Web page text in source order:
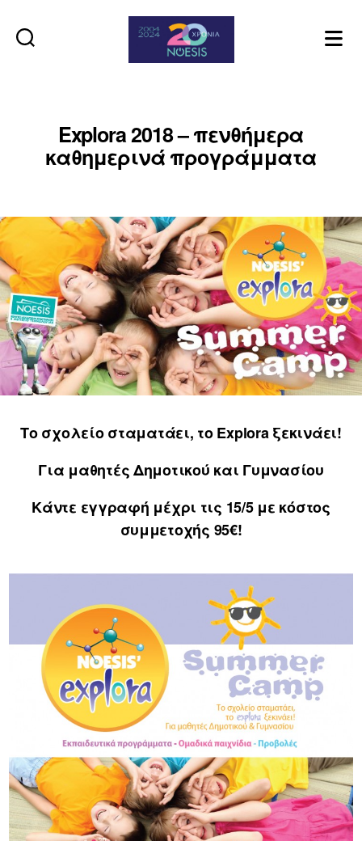
Explora 2018 – πενθήμερα
καθημερινά προγράμματα
Το σχολείο σταματάει, το Explora ξεκινάει!
Για μαθητές Δημοτικού και Γυμνασίου
Κάντε εγγραφή μέχρι τις 15/5 με κόστος
συμμετοχής 95€!